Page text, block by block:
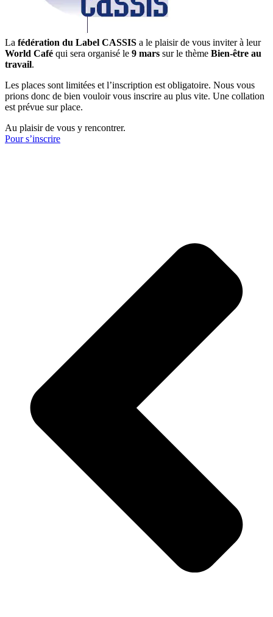
La fédération du Label CASSIS a le plaisir de vous inviter à leur
World Café qui sera organisé le 9 mars sur le thème Bien-être au
travail.
Les places sont limitées et l’inscription est obligatoire. Nous vous
prions donc de bien vouloir vous inscrire au plus vite. Une collation
est prévue sur place.
Au plaisir de vous y rencontrer.
Pour s’inscrire